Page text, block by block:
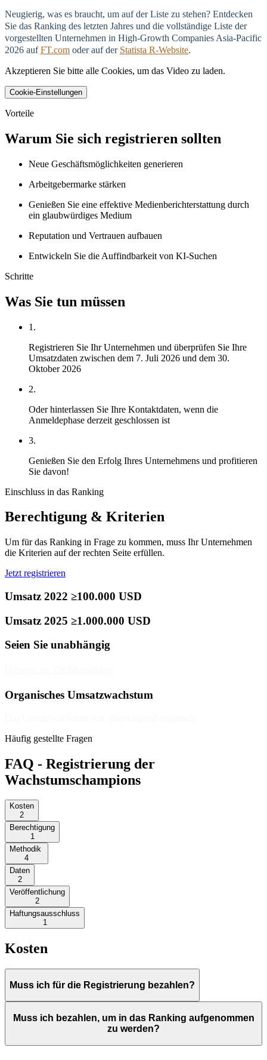
Neugierig, was es braucht, um auf der Liste zu stehen? Entdecken
Sie das Ranking des letzten Jahres und die vollständige Liste der
vorgestellten Unternehmen in High-Growth Companies Asia-Pacific
2026 aufFT.com oder auf der Statista R-Website.
Akzeptieren Sie bitte alle Cookies, um das Video zu laden.
Cookie-Einstellungen
Vorteile
Warum Sie sich registrieren sollten
Neue Geschäftsmöglichkeiten generieren
Arbeitgebermarke stärken
Genießen Sie eine effektive Medienberichterstattung durch
ein glaubwürdiges Medium
Reputation und Vertrauen aufbauen
Entwickeln Sie die Auffindbarkeit von KI-Suchen
Schritte
Was Sie tun müssen
1.
Registrieren Sie Ihr Unternehmen und überprüfen Sie Ihre
Umsatzdaten zwischen dem 7. Juli 2026 und dem 30.
Oktober 2026
2.
Oder hinterlassen Sie Ihre Kontaktdaten, wenn die
Anmeldephase derzeit geschlossen ist
3.
Genießen Sie den Erfolg Ihres Unternehmens und profitieren
Sie davon!
Einschluss in das Ranking
Berechtigung & Kriterien
Um für das Ranking in Frage zu kommen, muss Ihr Unternehmen
die Kriterien auf der rechten Seite erfüllen.
Jetzt registrieren
Umsatz 2022 ≥100.000 USD
Umsatz 2025 ≥1.000.000 USD
Seien Sie unabhängig
Organisches Umsatzwachstum
Häufig gestellte Fragen
FAQ - Registrierung der
Wachstumschampions
Kosten
2
Berechtigung
1
Methodik
4
Daten
2
Veröffentlichung
2
Haftungsausschluss
1
Kosten
Muss ich für die Registrierung bezahlen?
Muss ich bezahlen, um in das Ranking aufgenommen
zu werden?